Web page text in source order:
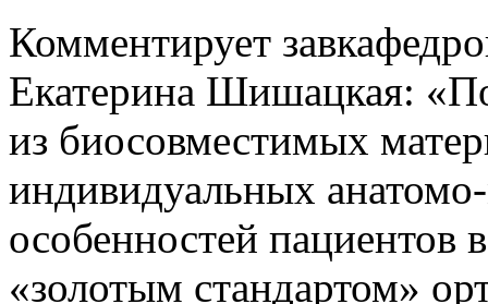
Комментирует
Екатерина Шишацкая:
из биосовместимых
индивидуальных
особенностей пациентов
«золотым стандартом»